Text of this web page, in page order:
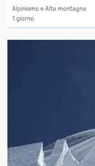
Alpinismo e Alta montagna
1 giorno